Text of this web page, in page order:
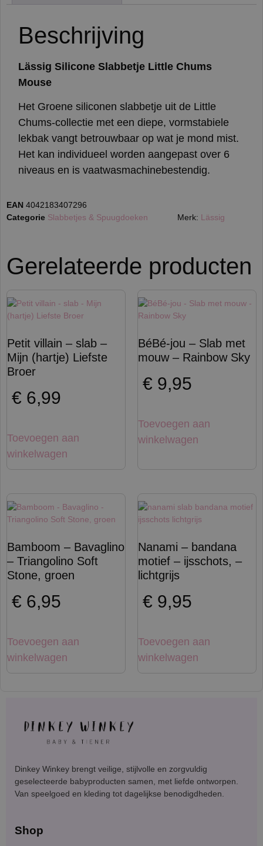
Beschrijving
Lässig Silicone Slabbetje Little Chums
Mouse
Het Groene siliconen slabbetje uit de Little
Chums-collectie met een diepe, vormstabiele
lekbak vangt betrouwbaar op wat je mond mist.
Het kan individueel worden aangepast over 6
niveaus en is vaatwasmachinebestendig.
EAN 4042183407296
Categorie Slabbetjes & Spuugdoeken Merk: Lässig
Gerelateerde producten
Petit villain – slab –
Mijn (hartje) Liefste
Broer
€ 6,99
Toevoegen aan
winkelwagen
BéBé-jou – Slab met
mouw – Rainbow Sky
€ 9,95
Toevoegen aan
winkelwagen
Bamboom – Bavaglino
– Triangolino Soft
Stone, groen
€ 6,95
Toevoegen aan
winkelwagen
Nanami – bandana
motief – ijsschots, –
lichtgrijs
€ 9,95
Toevoegen aan
winkelwagen
Dinkey Winkey brengt veilige, stijlvolle en zorgvuldig
geselecteerde babyproducten samen, met liefde ontworpen.
Van speelgoed en kleding tot dagelijkse benodigdheden.
Shop